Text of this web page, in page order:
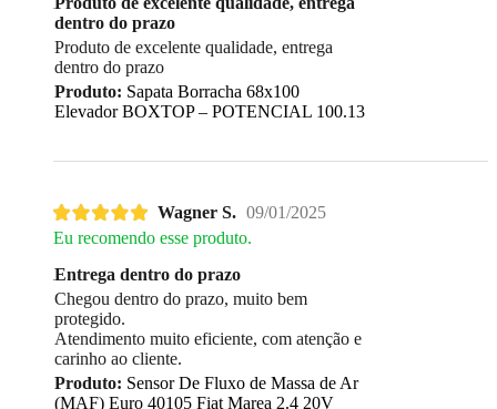
dentro do prazo
Produto de excelente qualidade, entrega
dentro do prazo
Produto: Sapata Borracha 68x100
Elevador BOXTOP – POTENCIAL 100.13
Wagner S. 09/01/2025
Eu recomendo esse produto.
Entrega dentro do prazo
Chegou dentro do prazo, muito bem
protegido.
Atendimento muito eficiente, com atenção e
carinho ao cliente.
Produto: Sensor De Fluxo de Massa de Ar
(MAF) Euro 40105 Fiat Marea 2.4 20V